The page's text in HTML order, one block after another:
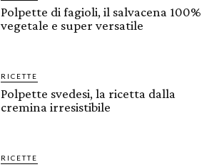
Polpette di fagioli, il salvacena 100%
vegetale e super versatile
RICETTE
Polpette svedesi, la ricetta dalla
cremina irresistibile
RICETTE